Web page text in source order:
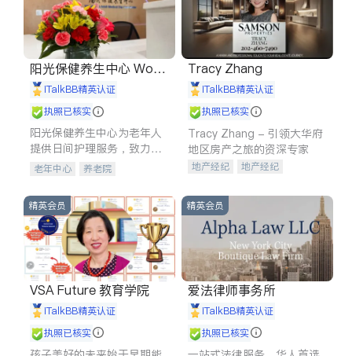
阳光保健养生中心 World
shine
iTalkBB精英认证
执照已核实
阳光保健养生中心为老年人
提供日间护理服务，致力于
通过持续的护理创新来有效
老年中心 养老院
Tracy Zhang
iTalkBB精英认证
执照已核实
Tracy Zhang - 引领大华府
地区房产之旅的资深专家
地产经纪
地产经纪
商铺租售
精英会员
VSA Future 教育学院
iTalkBB精英认证
执照已核实
精英会员
爱法律师事务所
iTalkBB精英认证
执照已核实